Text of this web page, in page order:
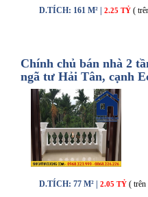
D.TÍCH: 161 M² | 2.25 TỶ (
Chính chủ bán nhà 2
ngã tư Hải Tân, cạnh
Dương
D.TÍCH: 77 M² | 2.05 TỶ ( trên